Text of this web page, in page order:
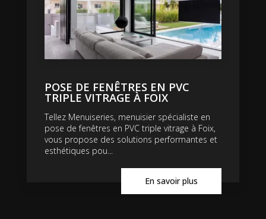
POSE DE FENÊTRES EN PVC
TRIPLE VITRAGE À FOIX
Tellez Menuiseries, menuisier spécialiste en
pose de fenêtres en PVC triple vitrage à Foix,
vous propose des solutions performantes et
esthétiques pou...
En savoir plus